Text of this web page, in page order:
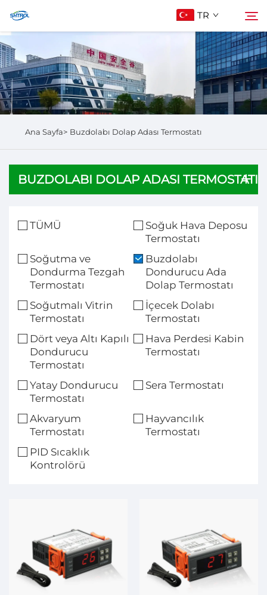
TR
Hakkımızda
Ürünler
Ara
Ana Sayfa> Buzdolabı Dolap Adası Termostatı
BUZDOLABI DOLAP ADASI TERMOSTATI
TÜMÜ
Soğuk Hava Deposu
Termostatı
Soğutma ve
Dondurma Tezgah
Termostatı
Buzdolabı
Dondurucu Ada
Dolap Termostatı
Soğutmalı Vitrin
Termostatı
İçecek Dolabı
Termostatı
Dört veya Altı Kapılı
Dondurucu
Termostatı
Hava Perdesi Kabin
Termostatı
Yatay Dondurucu
Termostatı
Sera Termostatı
Akvaryum
Termostatı
Hayvancılık
Termostatı
PID Sıcaklık
Kontrolörü